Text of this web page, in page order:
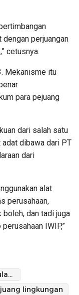
perjuangan
cetusnya.
Mekanisme itu
para pejuang
dari salah satu
dibawa dari PT
dari
alat
perusahaan,
boleh, dan tadi juga
IWIP,”
kota tidore kepulauan
lingkungan